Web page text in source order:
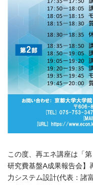
この度、再エネ講座は「
研究費基盤A成果報告会】
力システム設計(代表：諸